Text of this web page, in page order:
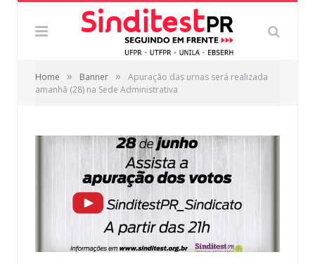
Home » Banner »
Apuração das urnas será realizada
amanhã (28) na Sede Administrativa